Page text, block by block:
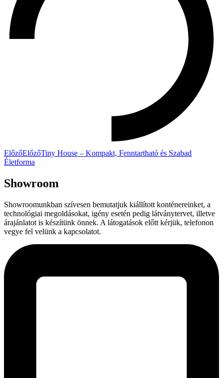
ElőzőElőzőTiny House – Kompakt, Fenntartható és Szabad
Életforma
Showroom
Showroomunkban szívesen bemutatjuk kiállított konténereinket, a
technológiai megoldásokat, igény esetén pedig látványtervet, illetve
árajánlatot is készítünk önnek. A látogatások előtt kérjük, telefonon
vegye fel velünk a kapcsolatot.